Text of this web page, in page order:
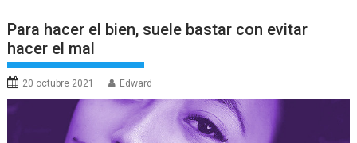
Para hacer el bien, suele bastar con evitar
hacer el mal
20 octubre 2021 Edward